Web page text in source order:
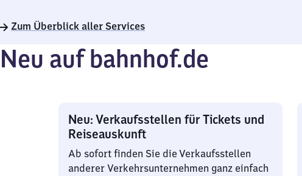
22
Zum Überblick aller Services
Neu auf bahnhof.de
Neu: Verkaufsstellen für Tickets und
Reiseauskunft
Ab sofort finden Sie die Verkaufsstellen
anderer Verkehrsunternehmen ganz einfach